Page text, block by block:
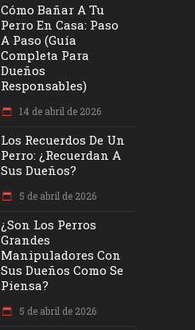
Cómo Bañar A Tu
Perro En Casa: Paso
A Paso (Guía
Completa Para
Dueños
Responsables)
14 de abril de 2026
Los Recuerdos De Un
Perro: ¿recuerdan A
Sus Dueños?
5 de abril de 2026
¿Son Los Perros
Grandes
Manipuladores Con
Sus Dueños Como Se
Piensa?
5 de abril de 2026